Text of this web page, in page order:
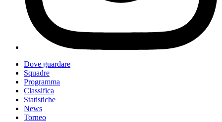
Dove guardare
Squadre
Programma
Classifica
Statistiche
News
Torneo